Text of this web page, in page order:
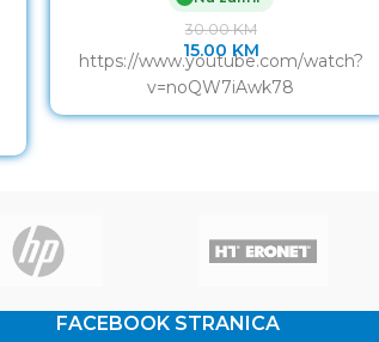
30.00KM
15.00 KM
https://www.youtube.com/watch?
v=noQW7iAwk78
FACEBOOK STRANICA